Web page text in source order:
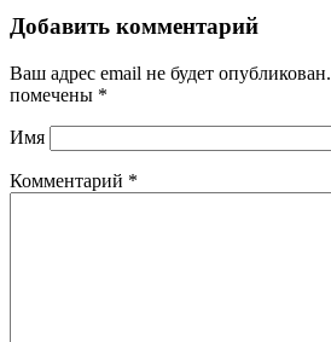
Добавить комментарий
Ваш адрес email не будет опубликован.
помечены *
Имя
Комментарий *